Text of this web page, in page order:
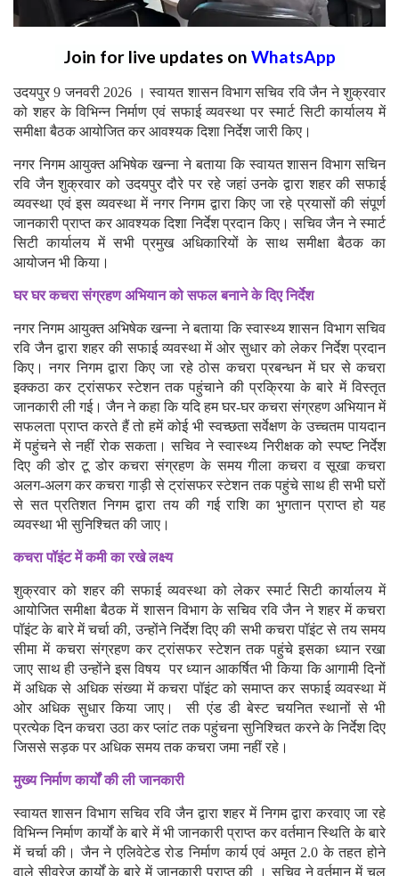
Join for live updates on WhatsApp
उदयपुर 9 जनवरी 2026 । स्वायत शासन विभाग सचिव रवि जैन ने शुक्रवार
को शहर के विभिन्न निर्माण एवं सफाई व्यवस्था पर स्मार्ट सिटी कार्यालय में
समीक्षा बैठक आयोजित कर आवश्यक दिशा निर्देश जारी किए।
नगर निगम आयुक्त अभिषेक खन्ना ने बताया कि स्वायत शासन विभाग सचिन
रवि जैन शुक्रवार को उदयपुर दौरे पर रहे जहां उनके द्वारा शहर की सफाई
व्यवस्था एवं इस व्यवस्था में नगर निगम द्वारा किए जा रहे प्रयासों की संपूर्ण
जानकारी प्राप्त कर आवश्यक दिशा निर्देश प्रदान किए। सचिव जैन ने स्मार्ट
सिटी कार्यालय में सभी प्रमुख अधिकारियों के साथ समीक्षा बैठक का
आयोजन भी किया।
घर घर कचरा संग्रहण अभियान को सफल बनाने के दिए निर्देश
नगर निगम आयुक्त अभिषेक खन्ना ने बताया कि स्वास्थ्य शासन विभाग सचिव
रवि जैन द्वारा शहर की सफाई व्यवस्था में ओर सुधार को लेकर निर्देश प्रदान
किए। नगर निगम द्वारा किए जा रहे ठोस कचरा प्रबन्धन में घर से कचरा
इक्कठा कर ट्रांसफर स्टेशन तक पहुंचाने की प्रक्रिया के बारे में विस्तृत
जानकारी ली गई। जैन ने कहा कि यदि हम घर-घर कचरा संग्रहण अभियान में
सफलता प्राप्त करते हैं तो हमें कोई भी स्वच्छता सर्वेक्षण के उच्चतम पायदान
में पहुंचने से नहीं रोक सकता। सचिव ने स्वास्थ्य निरीक्षक को स्पष्ट निर्देश
दिए की डोर टू डोर कचरा संग्रहण के समय गीला कचरा व सूखा कचरा
अलग-अलग कर कचरा गाड़ी से ट्रांसफर स्टेशन तक पहुंचे साथ ही सभी घरों
से सत प्रतिशत निगम द्वारा तय की गई राशि का भुगतान प्राप्त हो यह
व्यवस्था भी सुनिश्चित की जाए।
कचरा पॉइंट में कमी का रखे लक्ष्य
शुक्रवार को शहर की सफाई व्यवस्था को लेकर स्मार्ट सिटी कार्यालय में
आयोजित समीक्षा बैठक में शासन विभाग के सचिव रवि जैन ने शहर में कचरा
पॉइंट के बारे में चर्चा की, उन्होंने निर्देश दिए की सभी कचरा पॉइंट से तय समय
सीमा में कचरा संग्रहण कर ट्रांसफर स्टेशन तक पहुंचे इसका ध्यान रखा
जाए साथ ही उन्होंने इस विषय पर ध्यान आकर्षित भी किया कि आगामी दिनों
में अधिक से अधिक संख्या में कचरा पॉइंट को समाप्त कर सफाई व्यवस्था में
ओर अधिक सुधार किया जाए। सी एंड डी बेस्ट चयनित स्थानों से भी
प्रत्येक दिन कचरा उठा कर प्लांट तक पहुंचना सुनिश्चित करने के निर्देश दिए
जिससे सड़क पर अधिक समय तक कचरा जमा नहीं रहे।
मुख्य निर्माण कार्यों की ली जानकारी
स्वायत शासन विभाग सचिव रवि जैन द्वारा शहर में निगम द्वारा करवाए जा रहे
विभिन्न निर्माण कार्यों के बारे में भी जानकारी प्राप्त कर वर्तमान स्थिति के बारे
में चर्चा की। जैन ने एलिवेटेड रोड निर्माण कार्य एवं अमृत 2.0 के तहत होने
वाले सीवरेज कार्यों के बारे में जानकारी प्राप्त की । सचिव ने वर्तमान में चल